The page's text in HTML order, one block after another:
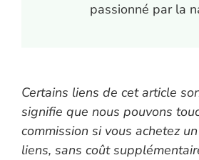
passionné par la
Certains liens de cet article
signifie que nous pouvons
commission si vous achetez
liens, sans coût